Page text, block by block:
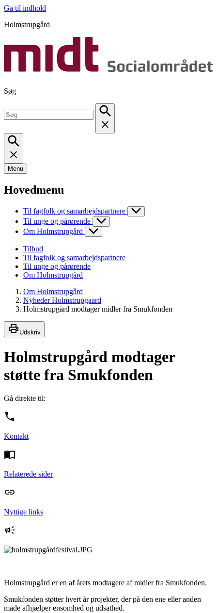
Gå til indhold
Holmstrupgård
Søg
Menu
Hovedmenu
Til fagfolk og samarbejdspartnere
Til unge og pårørende
Om Holmstrupgård
Tilbud
Til fagfolk og samarbejdspartnere
Til unge og pårørende
Om Holmstrupgård
Om Holmstrupgård
Nyheder Holmstrupgaard
Holmstrupgård modtager midler fra Smukfonden
Udskriv
Holmstrupgård modtager
støtte fra Smukfonden
Gå direkte til:
Kontakt
Relaterede sider
Nyttige links
Holmstrupgård er en af årets modtagere af midler fra Smukfonden.
Smukfonden støtter hvert år projekter, der på den ene eller anden
måde afhjælper ensomhed og udsathed.